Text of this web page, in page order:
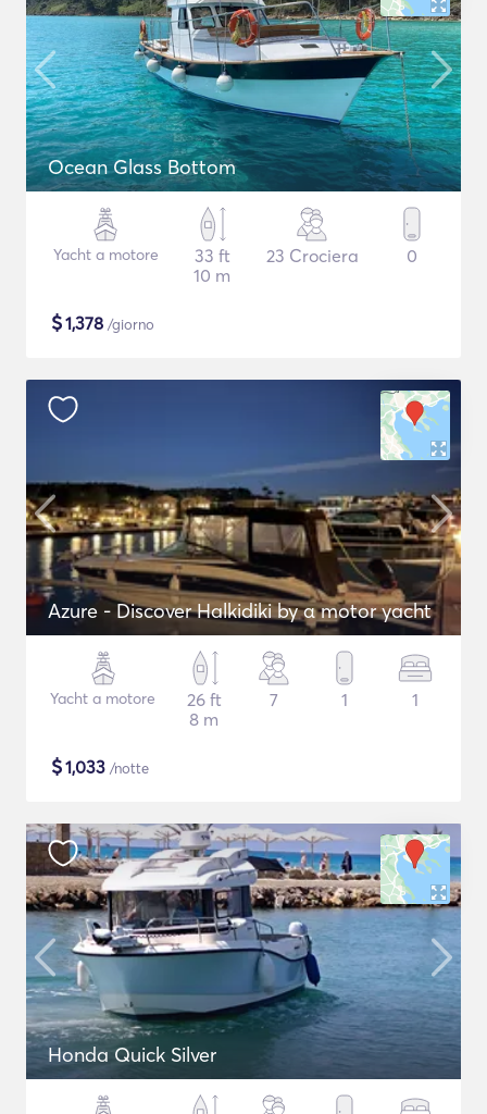
Ocean Glass Bottom
Yacht a motore
33 ft
10 m
23 Crociera 0
$1,378 /giorno
Azure - Discover Halkidiki by α motor yacht
Yacht a motore
26 ft
8 m
7 1 1
$1,033 /notte
Honda Quick Silver